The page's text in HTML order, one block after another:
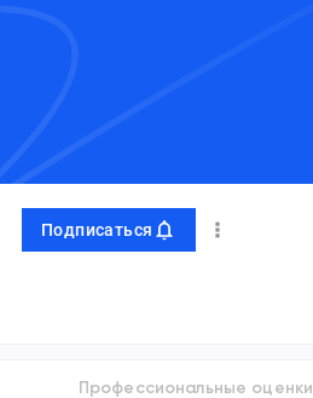
Подписаться
Профессиональные оценки